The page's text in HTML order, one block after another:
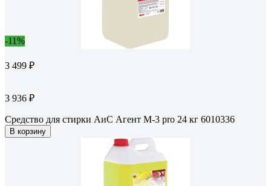
-11%
3 499 ₽
3 936 ₽
Средство для стирки АиС Агент M-3 pro 24 кг 6010336
В корзину